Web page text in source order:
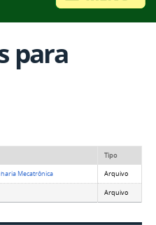
para
Tipo
Mecatrônica Arquivo
Arquivo